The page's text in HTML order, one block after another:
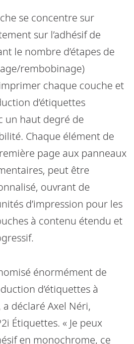
se concentre sur
sur l’adhésif de
le nombre d’étapes de
rembobinage)
chaque couche et
d’étiquettes
un haut degré de
Chaque élément de
page aux panneaux
peut être
ouvrant de
d’impression pour les
à contenu étendu et
énormément de
d’étiquettes à
déclaré Axel Néri,
Étiquettes. « Je peux
en monochrome, ce